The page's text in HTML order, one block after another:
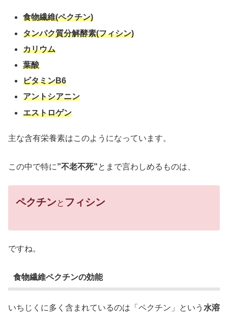
食物繊維(ペクチン)
タンパク質分解酵素(フィシン)
カリウム
葉酸
ビタミンB6
アントシアニン
エストロゲン
主な含有栄養素はこのようになっています。
この中で特に”不老不死”とまで言わしめるものは、
ペクチンと フィシン
ですね。
食物繊維ペクチンの効能
いちじくに多く含まれているのは「ペクチン」という 水溶